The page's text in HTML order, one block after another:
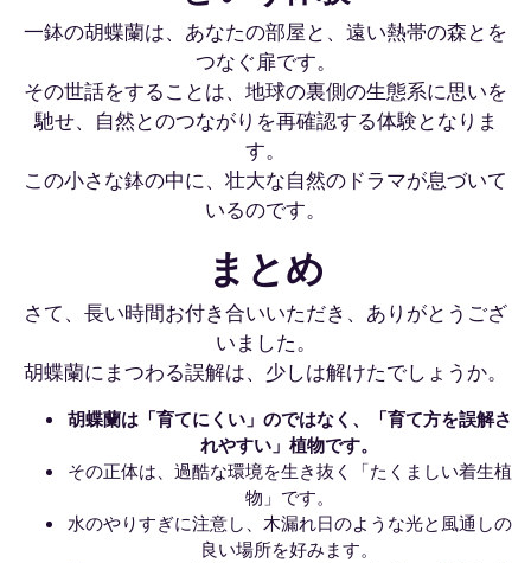
一鉢の胡蝶蘭は、あなたの部屋と、遠い熱帯の森とを
つなぐ扉です。
その世話をすることは、地球の裏側の生態系に思いを
馳せ、自然とのつながりを再確認する体験となりま
す。
この小さな鉢の中に、壮大な自然のドラマが息づいて
いるのです。
まとめ
さて、長い時間お付き合いいただき、ありがとうござ
いました。
胡蝶蘭にまつわる誤解は、少しは解けたでしょうか。
胡蝶蘭は「育てにくい」のではなく、「育て方を誤解さ
れやすい」植物です。
その正体は、過酷な環境を生き抜く「たくましい着生植
物」です。
水のやりすぎに注意し、木漏れ日のような光と風通しの
良い場所を好みます。